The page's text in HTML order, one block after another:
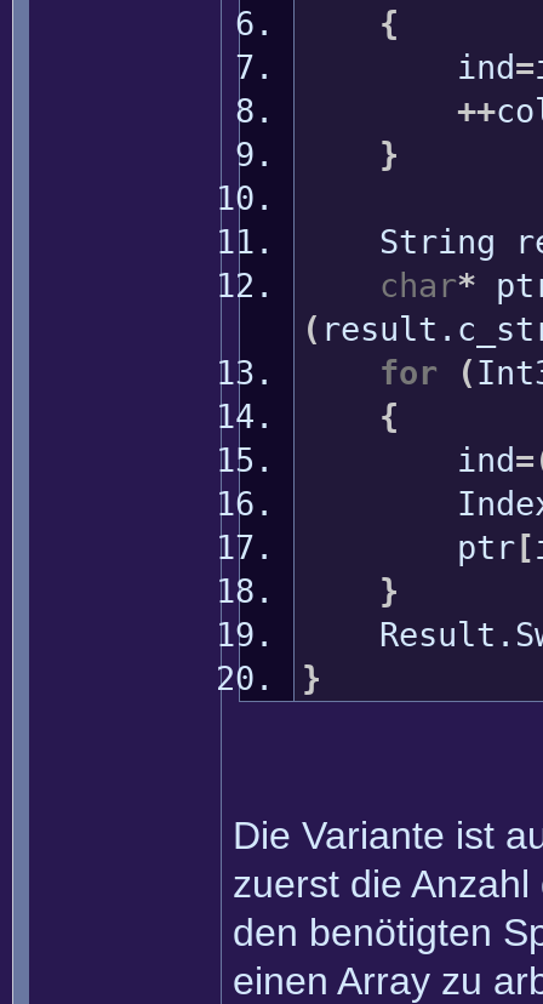
{
ind=
++
}
String
char*
( result.
for
(
{
ind=
ptr[
}
Result.
}
Die Variante ist
zuerst die
den benötigten
einen Array zu